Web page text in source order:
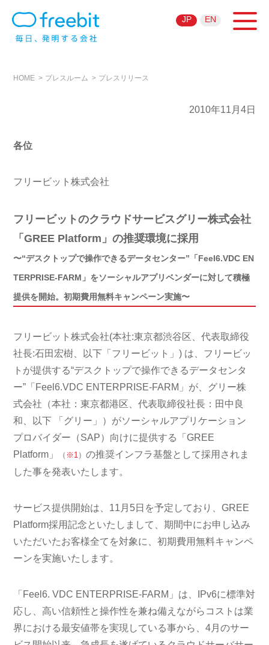
JP EN
HOME プレスルーム プレスリリース
2010年11月4日
各位
フリービット株式会社
フリービットのクラウドサービスグリー株式会社
「GREE Platform」の推奨環境に採用
〜“デスクトップで操作できるデータセンター”「Feel6.VDC EN
TERPRISE-FARM」をソーシャルアプリベンダーに対して積極
提供を開始。初期費用無料キャンペーン実施〜
フリービット株式会社(本社:東京都渋谷区、代表取締役
社長:石田宏樹、以下「フリービット」) は、フリービッ
トが提供する“デスクトップで操作できるデータセンタ
ー”「Feel6.VDC ENTERPRISE-FARM」が、グリー株
式会社（本社：東京都港区、代表取締役社長：田中良
和、以下 「グリー」）がソーシャルアプリケーション
プロバイダー（SAP）向けに提供する「GREE
Platform」
（ ※1）の推奨インフラ基盤として採用されま
した事を発表いたします。
サービス提供開始は、11月5日を予定しており、GREE
Platform採用記念といたしまして、期間中にお申し込み
いただいたお客様全てを対象に、初期費用無料キャンペ
ーンを実施いたします。
「Feel6. VDC ENTERPRISE-FARM」は、IPv6に標準対
応し、高い信頼性と操作性を兼ね備えながらコストは業
界における最安値帯を実現している事から、4月のサー